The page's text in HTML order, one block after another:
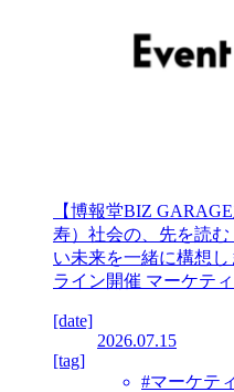
【博報堂BIZ
寿）社会の、先を読
い未来を一緒に構想し
ライン開催 マーケテ
[date]
2026.07.15
[tag]
#マーケテ